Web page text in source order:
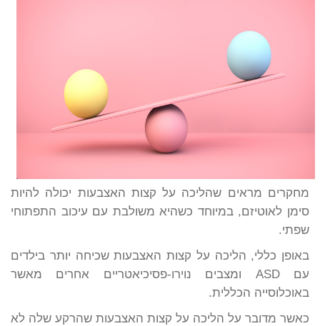
מחקרים מראים שהליכה על קצות האצבעות יכולה להיות
סימן לאוטיזם, במיוחד כשהיא משולבת עם עיכוב התפתוחי
שפתי.
באופן כללי, הליכה על קצות האצבעות שכיחה יותר בילדים
עם ASD ומצבים נוירו-פסיכיאטריים אחרים מאשר
באוכלוסייה הכללית.
כאשר מדובר על הליכה על קצות האצבעות שהרקע שלה לא